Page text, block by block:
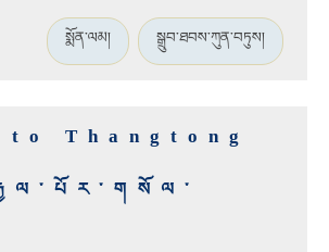
སྨོན་ལམ། སྒྲུབ་ཐབས་ཀུན་བཏུས།
Thangtong